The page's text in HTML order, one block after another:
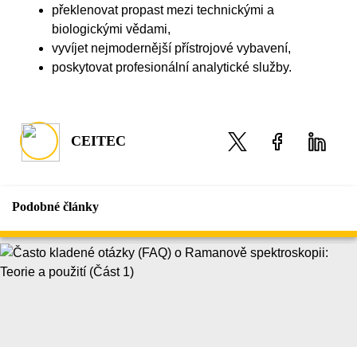
překlenovat propast mezi technickými a
biologickými vědami,
vyvíjet nejmodernější přístrojové vybavení,
poskytovat profesionální analytické služby.
CEITEC
Podobné články